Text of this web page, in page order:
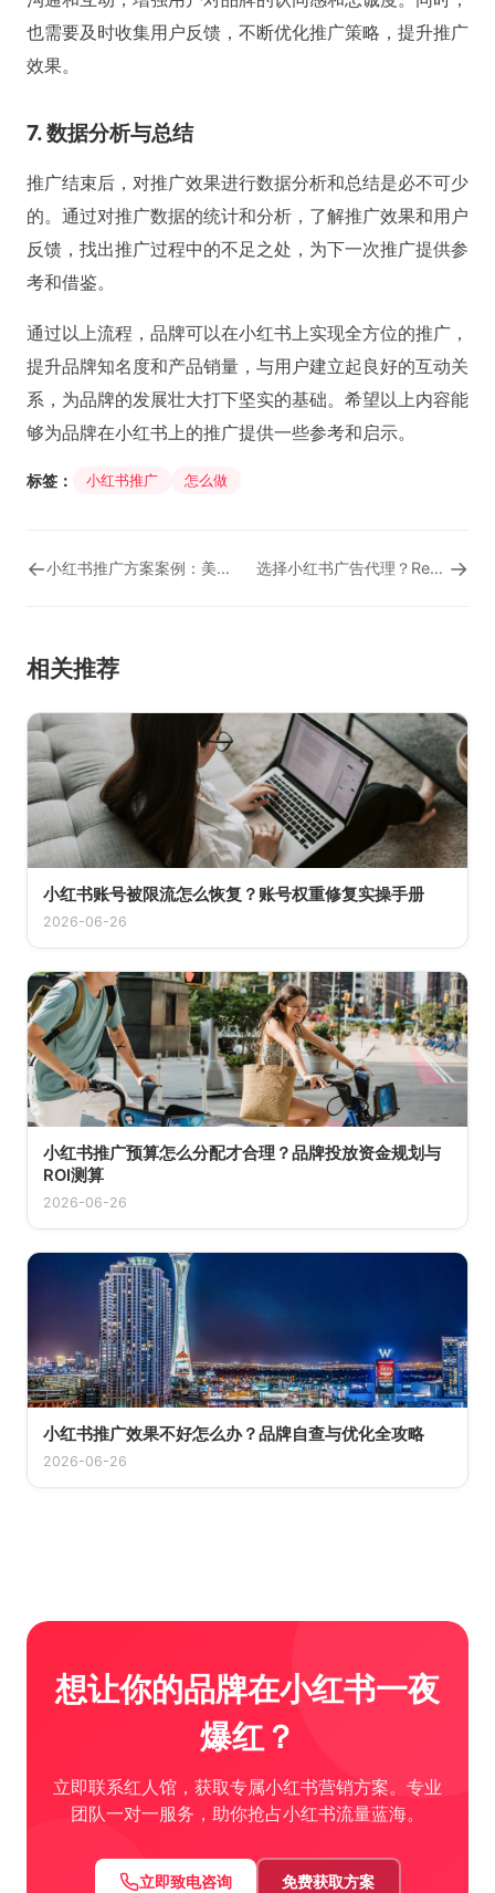
也需要及时收集用户反馈，不断优化推广策略，提升推广
效果。
7. 数据分析与总结
推广结束后，对推广效果进行数据分析和总结是必不可少
的。通过对推广数据的统计和分析，了解推广效果和用户
反馈，找出推广过程中的不足之处，为下一次推广提供参
考和借鉴。
通过以上流程，品牌可以在小红书上实现全方位的推广，
提升品牌知名度和产品销量，与用户建立起良好的互动关
系，为品牌的发展壮大打下坚实的基础。希望以上内容能
够为品牌在小红书上的推广提供一些参考和启示。
标签： 小红书推广 怎么做
← 小红书推广方案案例：美妆品牌“花语化妆品”的成功之路 选择小红书广告代理？Redtask一级代理商渠道是明智之选！ →
相关推荐
小红书账号被限流怎么恢复？账号权重修复实操手册
2026-06-26
小红书推广预算怎么分配才合理？品牌投放资金规划与
ROI测算
2026-06-26
小红书推广效果不好怎么办？品牌自查与优化全攻略
2026-06-26
想让你的品牌在小红书一夜
爆红？
立即联系红人馆，获取专属小红书营销方案。专业
团队一对一服务，助你抢占小红书流量蓝海。
立即致电咨询 免费获取方案